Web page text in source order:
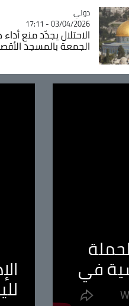
Catégorie
دولي
03/04/2026 - 17:11
الاحتلال يجدّد منع
الجمعة بالمسجد
في